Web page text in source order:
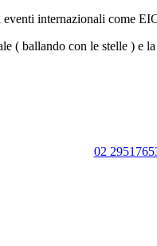
internazionali come
( ballando con le stelle ) e
02